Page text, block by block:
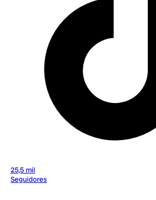
25,5 mil
Seguidores